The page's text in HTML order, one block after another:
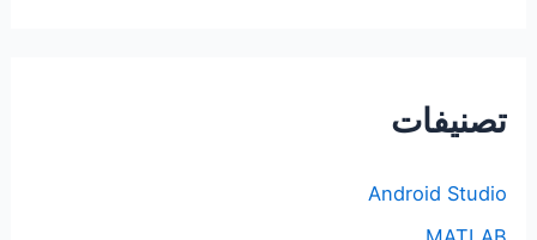
ع
تصنيفات
Android Studio